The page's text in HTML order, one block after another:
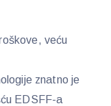
veću
znatno je
EDSFF-a